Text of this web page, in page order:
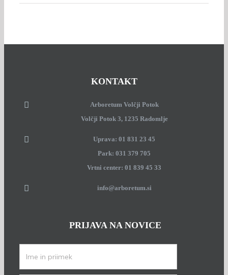
KONTAKT
Arboretum Volčji Potok
Volčji Potok 3, 1235 Radomlje
Uprava: 01 831 23 45
Park: 031 379 705
Vrtni center: 01 839 45 33
info@arboretum.si
PRIJAVA NA NOVICE